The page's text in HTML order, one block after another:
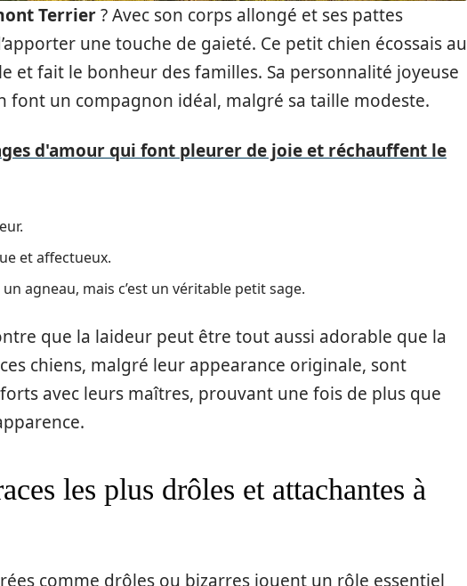
Terrier? Avec son corps allongé et ses pattes
une touche de gaieté. Ce petit chien écossais au
et fait le bonheur des familles. Sa personnalité joyeuse
font un compagnon idéal, malgré sa taille modeste.
d'amour qui font pleurer de joie et réchauffent le
et affectueux.
agneau, mais c’est un véritable petit sage.
que la laideur peut être tout aussi adorable que la
chiens, malgré leur appearance originale, sont
avec leurs maîtres, prouvant une fois de plus que
les plus drôles et attachantes à
comme drôles ou bizarres jouent un rôle essentiel